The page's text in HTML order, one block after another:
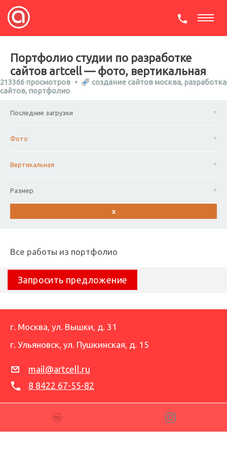
Портфолио студии по разработке
сайтов artcell — фото, вертикальная
213366 просмотров создание сайтов москва, разработка
сайтов, портфолио
Последние загрузки
Фото
Вертикальная
Размер
x
Все работы из портфолио
Запросить предложение
г. Москва, ул. Вышки, д. 31
г. Ульяновск, ул. Пушкинская, д. 15
mail@artcell.ru
8 8422 67-55-82